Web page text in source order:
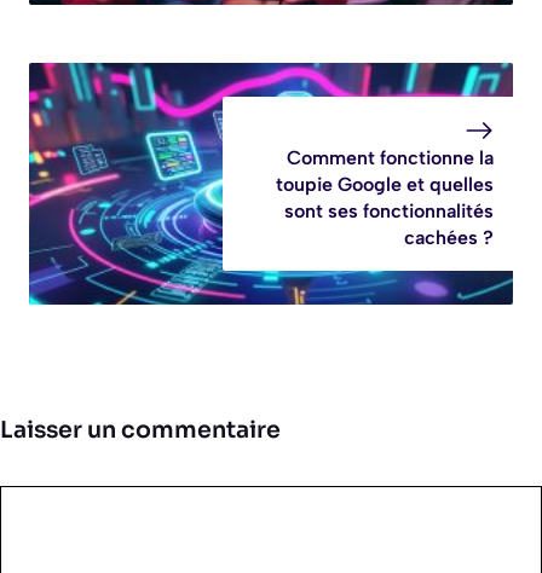
Comment fonctionne la
toupie Google et quelles
sont ses fonctionnalités
cachées ?
Laisser un commentaire